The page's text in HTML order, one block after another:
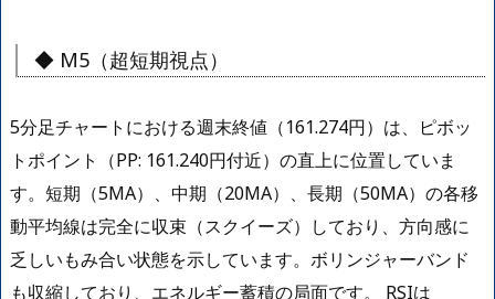
◆ M5（超短期視点）
5分足チャートにおける週末終値（161.274円）は、ピボッ
トポイント（PP: 161.240円付近）の直上に位置していま
す。短期（5MA）、中期（20MA）、長期（50MA）の各移
動平均線は完全に収束（スクイーズ）しており、方向感に
乏しいもみ合い状態を示しています。ボリンジャーバンド
も収縮しており、エネルギー蓄積の局面です。 RSIは